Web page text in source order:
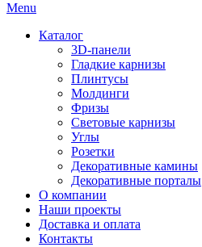
Menu
Каталог
3D-панели
Гладкие карнизы
Плинтусы
Молдинги
Фризы
Световые карнизы
Углы
Розетки
Декоративные камины
Декоративные порталы
О компании
Наши проекты
Доставка и оплата
Контакты